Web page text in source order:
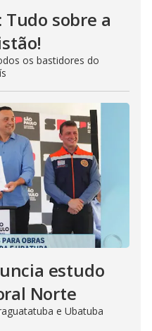
Tudo sobre a
os bastidores do
estudo
Norte
e Ubatuba